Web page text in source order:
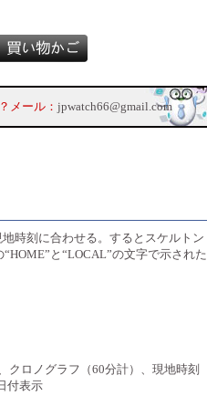
メール： jpwatch66@gmail.com
時刻に合わせる。するとスケルトン
と“LOCAL”の文字で示された
クロノグラフ（60分計）、現地時刻
付表示